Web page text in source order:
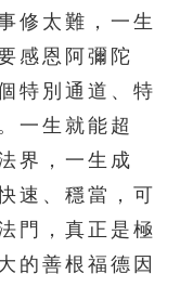
修太難，一生
感恩阿彌陀
特別通道、特
一生就能超
界，一生成
速、穩當，可
門，真正是極
的善根福德因